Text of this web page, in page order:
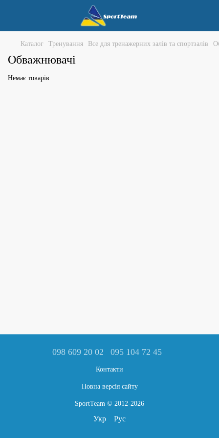
Каталог Тренування Все для тренажерних залів та спортзалів
Обважнювачі
Немає товарів
098 609 20 02 095 104 72 45
Контакти
Повна версія сайту
SportTeam © 2012-2026
Укр Рус